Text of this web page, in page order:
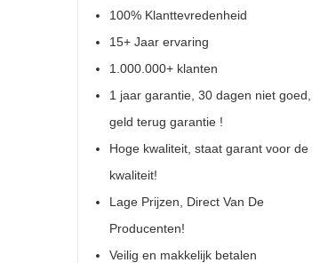
100% Klanttevredenheid
15+ Jaar ervaring
1.000.000+ klanten
1 jaar garantie, 30 dagen niet goed,
geld terug garantie !
Hoge kwaliteit, staat garant voor de
kwaliteit!
Lage Prijzen, Direct Van De
Producenten!
Veilig en makkelijk betalen